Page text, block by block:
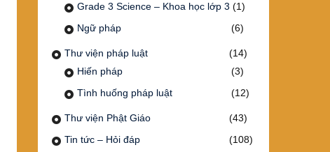
Grade 3 Science – Khoa học lớp 3 (1)
Ngữ pháp
(6)
Thư viện pháp luật
(14)
Hiến pháp
(3)
Tình huống pháp luật
(12)
Thư viện Phật Giáo
(43)
Tin tức – Hỏi đáp
(108)